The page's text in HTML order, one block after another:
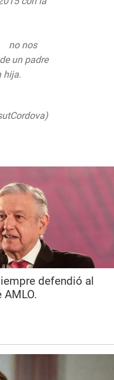
no nos
un padre
hija.
defendió al